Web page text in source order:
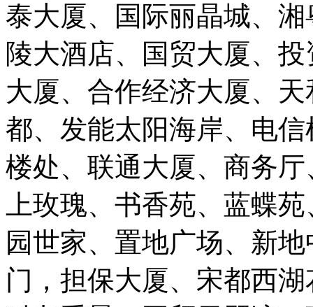
泰大厦、国际丽晶城、
陵大酒店、国贸大厦、
大厦、合作经济大厦、
都、发能太阳海岸、电
楼处、联通大厦、商务
上玫瑰、书香苑、蓝蝶
园世家、置地广场、新
门，担保大厦、宋都西